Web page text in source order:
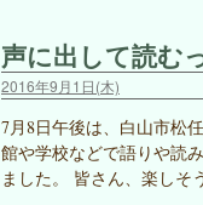
声に出して読む
2016年9月1日(木)
7月8日午後は、白山市松
館や学校などで語りや読
ました。 皆さん、楽し